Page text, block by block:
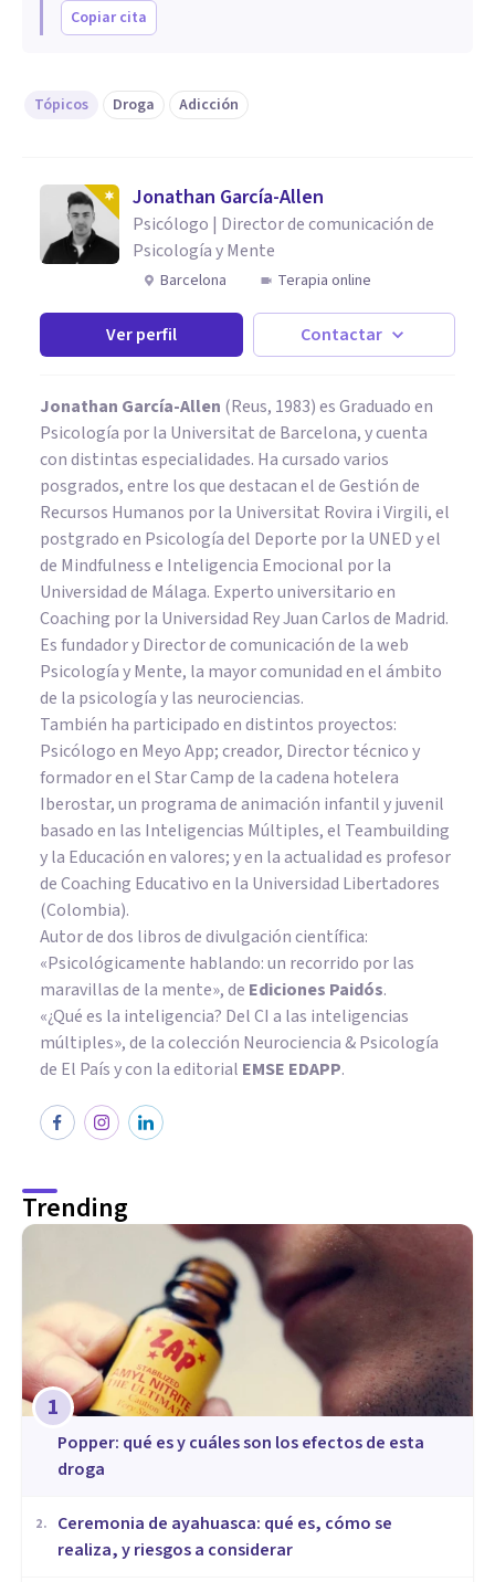
Copiar cita
Tópicos Droga Adicción
Jonathan García-Allen
Psicólogo | Director de comunicación de
Psicología y Mente
Barcelona Terapia online
Ver perfil Contactar
Jonathan García-Allen (Reus, 1983) es Graduado en
Psicología por la Universitat de Barcelona, y cuenta
con distintas especialidades. Ha cursado varios
posgrados, entre los que destacan el de Gestión de
Recursos Humanos por la Universitat Rovira i Virgili, el
postgrado en Psicología del Deporte por la UNED y el
de Mindfulness e Inteligencia Emocional por la
Universidad de Málaga. Experto universitario en
Coaching por la Universidad Rey Juan Carlos de Madrid.
Es fundador y Director de comunicación de la web
Psicología y Mente, la mayor comunidad en el ámbito
de la psicología y las neurociencias.
También ha participado en distintos proyectos:
Psicólogo en Meyo App; creador, Director técnico y
formador en el Star Camp de la cadena hotelera
Iberostar, un programa de animación infantil y juvenil
basado en las Inteligencias Múltiples, el Teambuilding
y la Educación en valores; y en la actualidad es profesor
de Coaching Educativo en la Universidad Libertadores
(Colombia).
Autor de dos libros de divulgación científica:
«Psicológicamente hablando: un recorrido por las
maravillas de la mente», de Ediciones Paidós.
«¿Qué es la inteligencia? Del CI a las inteligencias
múltiples», de la colección Neurociencia & Psicología
de El País y con la editorial EMSE EDAPP.
Trending
1
Popper: qué es y cuáles son los efectos de esta
droga
2.
Ceremonia de ayahuasca: qué es, cómo se
realiza, y riesgos a considerar